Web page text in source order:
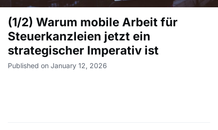
(1/2) Warum mobile Arbeit für
Steuerkanzleien jetzt ein
strategischer Imperativ ist
Published on January 12, 2026